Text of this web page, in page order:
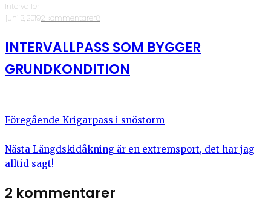
Intervaller
·juni 3, 2019·2 kommentarer·8
INTERVALLPASS SOM BYGGER
GRUNDKONDITION
Föregående Krigarpass i snöstorm
Nästa Längdskidåkning är en extremsport, det har jag
alltid sagt!
2 kommentarer